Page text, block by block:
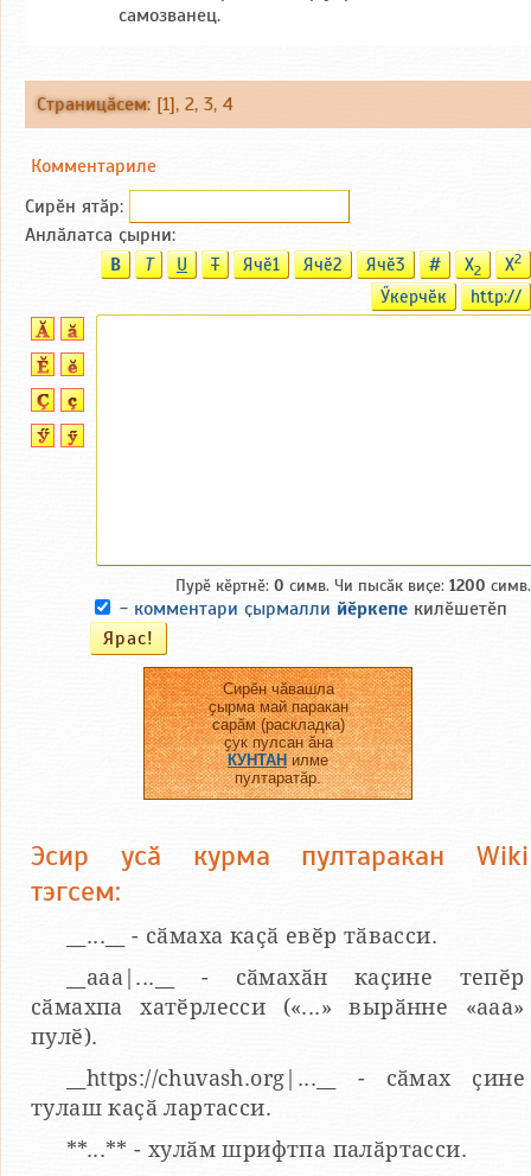
самозванец.
Страницӑсем: [1], 2, 3, 4
Комментариле
Сирӗн ятӑp:
Анлӑлатса ҫырни:
B T U T Ячӗ1 Ячӗ2 Ячӗ3 # X2 X2
Ӳкерчӗк http://
Пурӗ кӗртнӗ: 0 симв. Чи пысӑк виҫе: 1200 симв.
- комментари ҫырмалли йӗркепе килӗшетӗп
Сирӗн чӑвашла
ҫырма май паракан
сарӑм (раскладка)
ҫук пулсан ӑна
КУНТАН илме
пултаратӑр.
Эсир усӑ курма пултаракан Wiki
тэгсем:
__...__ - сӑмаха каҫӑ евӗр тӑвасси.
__aaa|...__ - сӑмахӑн каҫине тепӗр
сӑмахпа хатӗрлесси («...» вырӑнне «ааа»
пулӗ).
__https://chuvash.org|...__ - сӑмах ҫине
тулаш каҫӑ лартасси.
**...** - хулӑм шрифтпа палӑртасси.